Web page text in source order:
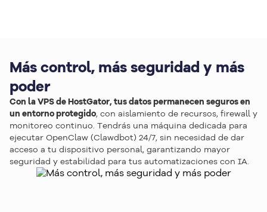
Más control, más seguridad y más
poder
Con la VPS de HostGator, tus datos permanecen seguros en
un entorno protegido, con aislamiento de recursos, firewall y
monitoreo continuo. Tendrás una máquina dedicada para
ejecutar OpenClaw (Clawdbot) 24/7, sin necesidad de dar
acceso a tu dispositivo personal, garantizando mayor
seguridad y estabilidad para tus automatizaciones con IA.